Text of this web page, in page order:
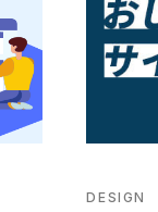
DESIGN